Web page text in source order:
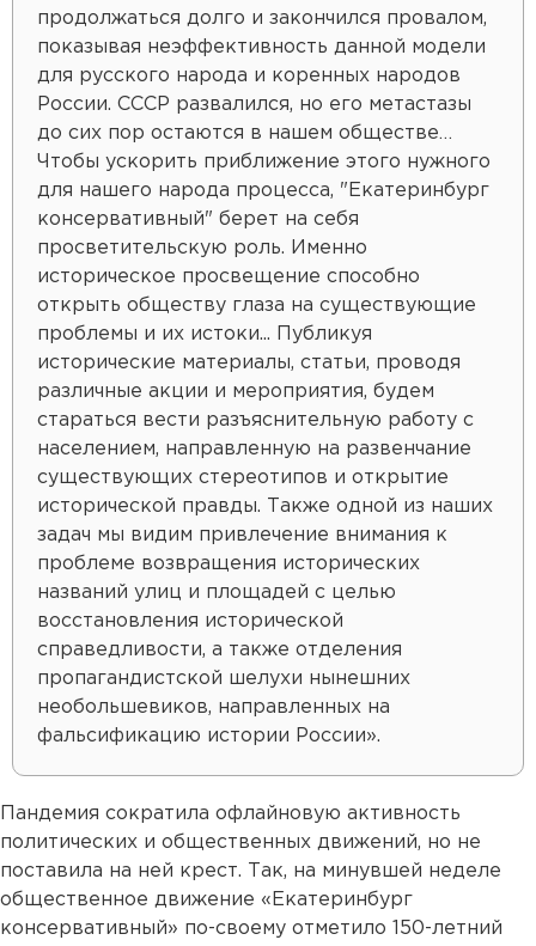
продолжаться долго и закончился провалом,
показывая неэффективность данной модели
для русского народа и коренных народов
России. СССР развалился, но его метастазы
до сих пор остаются в нашем обществе…
Чтобы ускорить приближение этого нужного
для нашего народа процесса, "Екатеринбург
консервативный" берет на себя
просветительскую роль. Именно
историческое просвещение способно
открыть обществу глаза на существующие
проблемы и их истоки... Публикуя
исторические материалы, статьи, проводя
различные акции и мероприятия, будем
стараться вести разъяснительную работу с
населением, направленную на развенчание
существующих стереотипов и открытие
исторической правды. Также одной из наших
задач мы видим привлечение внимания к
проблеме возвращения исторических
названий улиц и площадей с целью
восстановления исторической
справедливости, а также отделения
пропагандистской шелухи нынешних
необольшевиков, направленных на
фальсификацию истории России».
Пандемия сократила офлайновую активность
политических и общественных движений, но не
поставила на ней крест. Так, на минувшей неделе
общественное движение «Екатеринбург
консервативный» по-своему отметило 150-летний